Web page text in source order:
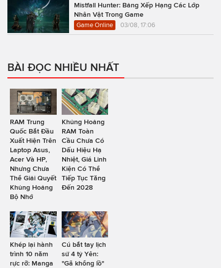
Mistfall Hunter: Bảng Xếp Hạng Các Lớp
Nhân Vật Trong Game
Game Online 03/08, 17:06
BÀI ĐỌC NHIỀU NHẤT
RAM Trung
Quốc Bắt Đầu
Xuất Hiện Trên
Laptop Asus,
Acer Và HP,
Nhưng Chưa
Thể Giải Quyết
Khủng Hoảng
Bộ Nhớ
Khủng Hoảng
RAM Toàn
Cầu Chưa Có
Dấu Hiệu Hạ
Nhiệt, Giá Linh
Kiện Có Thể
Tiếp Tục Tăng
Đến 2028
Khép lại hành
trình 10 năm
rực rỡ: Manga
Cú bắt tay lịch
sử 4 tỷ Yên:
"Gã khổng lồ"